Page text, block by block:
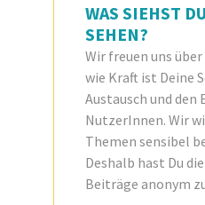
WAS SIEHST
SEHEN?
Wir freuen uns
wie Kraft ist Deine
Austausch und
NutzerInnen. Wir
Themen sensibel
Deshalb hast Du
Beiträge anonym